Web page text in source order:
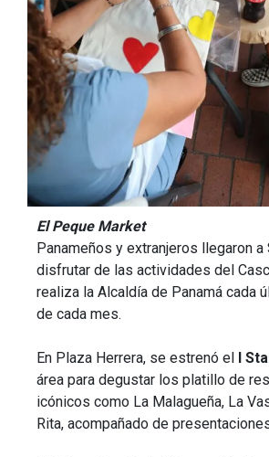
El Peque Market
Panameños y extranjeros llegaron a
disfrutar de las actividades del
realiza la Alcaldía de Panamá cada
de cada mes.
En Plaza Herrera, se estrenó el I
área para degustar los platillo de
icónicos como La Malagueña, La
Rita, acompañado de